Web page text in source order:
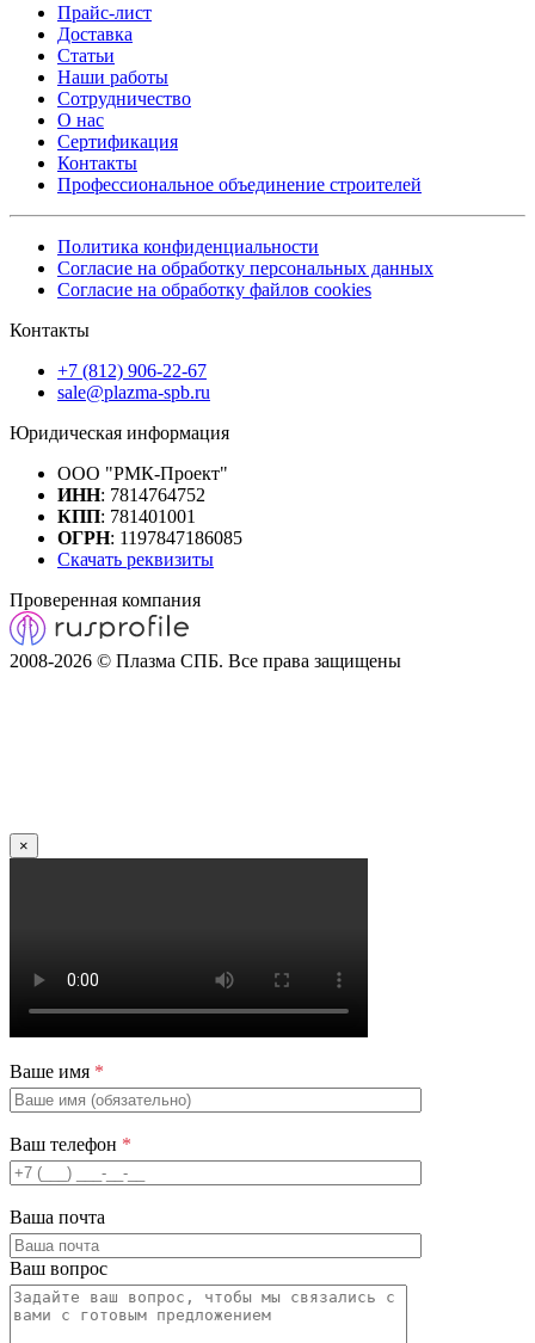
Прайс-лист
Доставка
Статьи
Наши работы
Сотрудничество
О нас
Сертификация
Контакты
Профессиональное объединение строителей
Политика конфиденциальности
Согласие на обработку персональных данных
Согласие на обработку файлов cookies
Контакты
+7 (812) 906-22-67
sale@plazma-spb.ru
Юридическая информация
ООО "РМК-Проект"
ИНН: 7814764752
КПП: 781401001
ОГРН: 1197847186085
Скачать реквизиты
Проверенная компания
2008-2026 © Плазма СПБ. Все права защищены
×
Ваше имя *
Ваш телефон *
Ваша почта
Ваш вопрос